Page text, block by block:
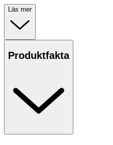
Läs mer
Produktfakta